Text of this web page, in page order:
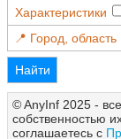
Характеристики
Город, область
Найти
© AnyInf 2025 -
собственностью
соглашаетесь с